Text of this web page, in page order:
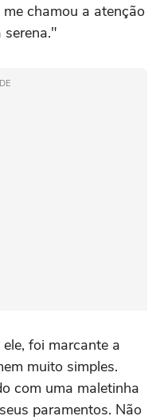
chamou a atenção
serena."
foi marcante a
muito simples.
com uma maletinha
paramentos. Não